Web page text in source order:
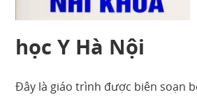
học Y Hà Nội
Đây là giáo trình được biên soạn